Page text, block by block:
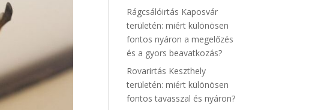
Rágcsálóirtás Kaposvár
területén: miért különösen
fontos nyáron a megelőzés
és a gyors beavatkozás?
Rovarirtás Keszthely
területén: miért különösen
fontos tavasszal és nyáron?